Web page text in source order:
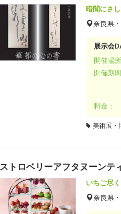
暗闇にさ
奈良県
展示会
開催場所
開催期間
料金：
美術展・
ストロベリーアフタヌーンテ
いちご尽
奈良県